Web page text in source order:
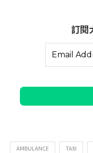
訂閱
AMBULANCE TAXI